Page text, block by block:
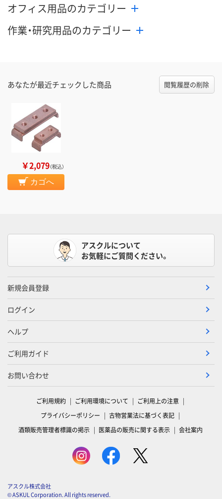
オフィス用品のカテゴリー
作業・研究用品のカテゴリー
あなたが最近チェックした商品 閲覧履歴の削除
￥2,079（税込）
カゴへ
アスクルについて
お気軽にご質問ください。
新規会員登録
ログイン
ヘルプ
ご利用ガイド
お問い合わせ
ご利用規約 ご利用環境について
ご利用上の注意
プライバシーポリシー
古物営業法に基づく表記
酒類販売管理者標識の掲示
医薬品の販売に関する表示 会社案内
アスクル株式会社
© ASKUL Corporation. All rights reserved.